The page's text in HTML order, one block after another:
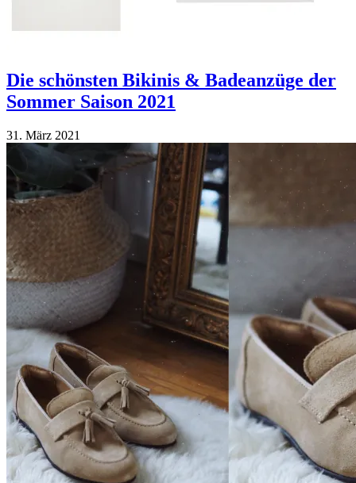
Die schönsten Bikinis & Badeanzüge der
Sommer Saison 2021
31. März 2021